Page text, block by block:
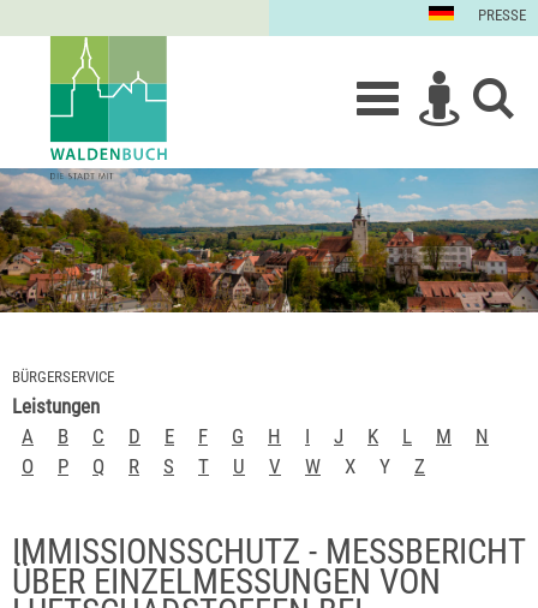
PRESSE
BÜRGERSERVICE
Leistungen
A
B C D E F G H I J K L M
N
O
P Q R S T U V W X Y Z
IMMISSIONSSCHUTZ - MESSBERICHT
ÜBER EINZELMESSUNGEN VON